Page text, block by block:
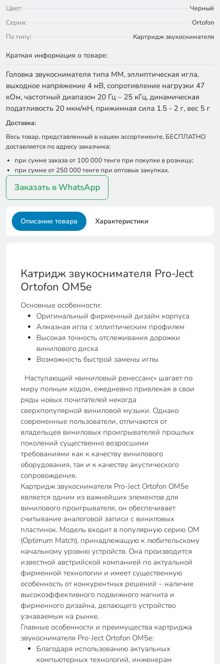
Цвет:
Черный
Серия:
Ortofon
По типу:
Картридж звукоснимателя
Краткая информация о товаре:
Головка звукоснимателя типа MM, эллиптическая игла,
выходное напряжение 4 мВ, сопротивление нагрузки 47
кОм, частотный диапазон 20 Гц – 25 кГц, динамическая
податливость 20 мкм/мН, прижимная сила 1.5 - 2 г, вес 5 г
Доставка:
Весь товар, представленный в нашем ассортименте, БЕСПЛАТНО
доставляется по адресу заказчика:
при сумме заказа от 100 000 тенге при покупке в розницу;
при сумме от 250 000 тенге при оптовых закупках.
Заказать в WhatsApp
Описание товара Характеристики
Катридж звукоснимателя Pro-Ject
Ortofon OM5e
Основные особенности:
Оригинальный фирменный дизайн корпуса
Алмазная игла с эллиптическим профилем
Высокая точность отслеживания дорожки
винилового диска
Возможность быстрой замены иглы
Наступающий «виниловый ренессанс» шагает по
миру полным ходом, ежедневно привлекая в свои
ряды новых почитателей некогда
сверхпопулярной виниловой музыки. Однако
современные пользователи, отличаются от
владельцев виниловых проигрывателей прошлых
поколений существенно возросшими
требованиями как к качеству винилового
оборудования, так и к качеству акустического
сопровождения.
Картридж звукоснимателя Pro-Ject Ortofon OM5e
является одним из важнейших элементов для
винилового проигрывателя, он обеспечивает
считывание аналоговой записи с виниловых
пластинок. Модель входит в популярную серию ОМ
(Optimum Match), принадлежащую к любительскому
начальному уровню устройств. Она производится
известной австрийской компанией по актуальной
фирменной технологии и имеет существенную
особенность от конкурентных решений – наличие
высокоэффективного подвижного магнита и
фирменного дизайна, делающего устройство
узнаваемым на рынке.
Главные особенности и преимущества картриджа
звукоснимателя Pro-Ject Ortofon OM5e:
Благодаря использованию актуальных
компьютерных технологий, инженерам